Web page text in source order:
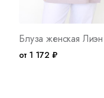
от 1 172 ₽